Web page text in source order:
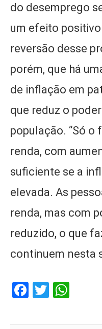
do desemprego
um efeito
reversão desse
porém, que há
de inflação em
que reduz o
população. “Só o
renda, com
suficiente se a
elevada. As
renda, mas com
reduzido, o que
continuem nesta
Facebook
Twitter